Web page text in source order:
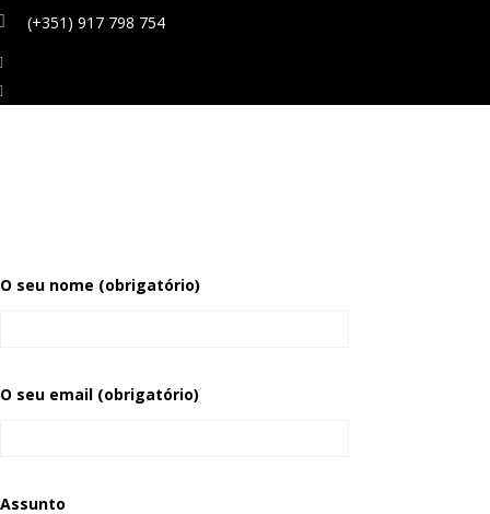
(+351) 917 798 754
O seu nome (obrigatório)
O seu email (obrigatório)
Assunto